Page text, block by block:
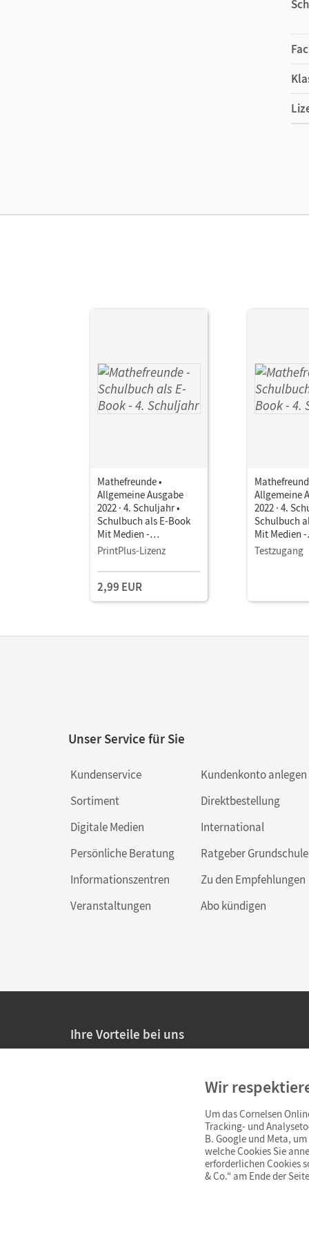
Mathefreunde •
Allgemeine Ausgabe
2022 · 4. Schuljahr •
Schulbuch als E-Book
Mit Medien -
Ausleihmaterial
PrintPlus-Lizenz
2,99 EUR
Allgemeine
2022 · 4.
Schulbuch
Mit Medien -
Testzugang
Unser Service für Sie
Kundenservice
Sortiment
Digitale Medien
Persönliche Beratung
Informationszentren
Veranstaltungen
Kundenkonto anlegen
Direktbestellung
International
Ratgeber Grundschule
Zu den Empfehlungen
Abo kündigen
Ihre Vorteile bei uns
Persönliche Angebote für Lehrkräfte
Sicheres Einkaufen mit SSL-Verschlüsselung
Widerrufsfristvon 4 Wochen
Schnelle und einfache Retourenabwicklung
Wir
Um das Cornelsen
Tracking- und
B. Google und Meta,
welche Cookies Sie
erforderlichen Cookies
& Co.“ am Ende der